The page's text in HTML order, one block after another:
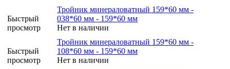
Быстрый
просмотр
Тройник минераловатный 159*60 мм -
038*60 мм - 159*60 мм
Нет в наличии
Быстрый
просмотр
Тройник минераловатный 159*60 мм -
108*60 мм - 159*60 мм
Нет в наличии